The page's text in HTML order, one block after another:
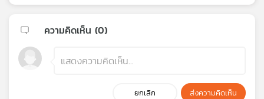
ความคิดเห็น (0)
ยกเลิก ส่งความคิดเห็น